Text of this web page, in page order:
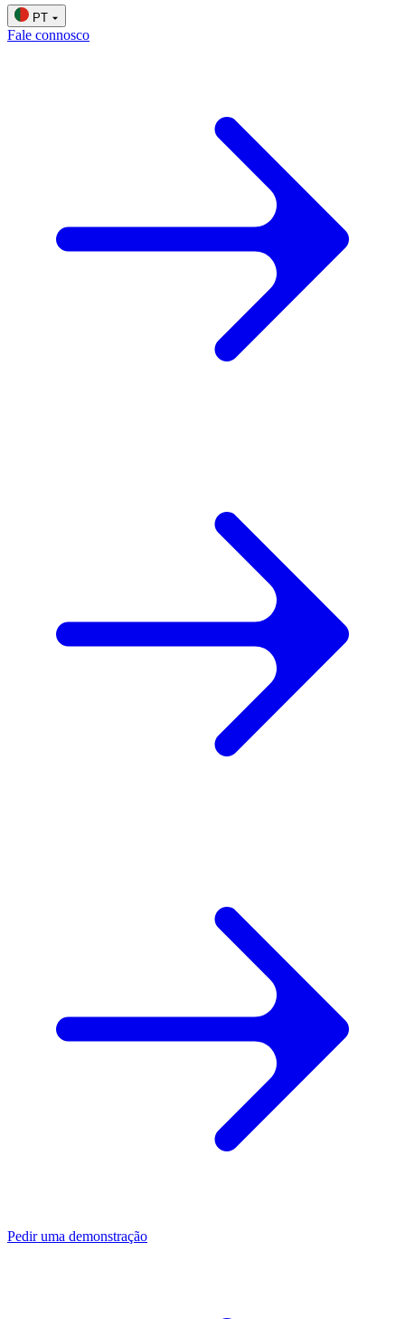
PT
Fale connosco
Pedir uma demonstração